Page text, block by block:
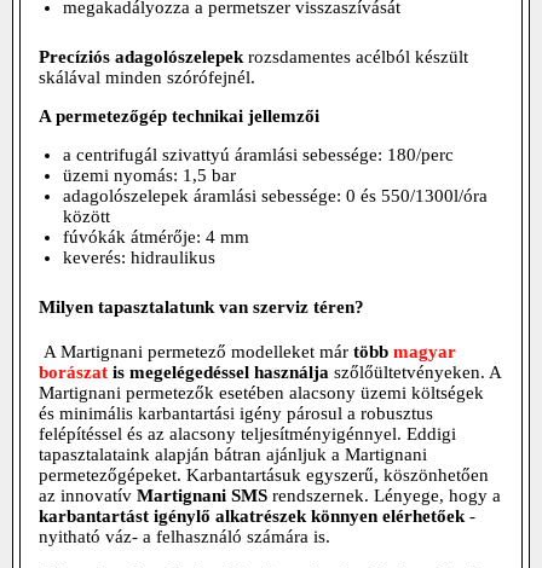
megakadályozza a permetszer visszaszívását
Precíziós adagolószelepekrozsdamentes acélból készült
skálával minden szórófejnél.
A permetezőgép technikai jellemzői
a centrifugál szivattyú áramlási sebessége: 180/perc
üzemi nyomás: 1,5 bar
adagolószelepek áramlási sebessége: 0 és 550/1300l/óra
között
fúvókák átmérője: 4 mm
keverés: hidraulikus
Milyen tapasztalatunk van szerviz téren?
AMartignani permetező modelleket már több magyar
borászat is megelégedéssel használja szőlőültetvényeken. A
Martignani permetezők esetében alacsony üzemi költségek
és minimális karbantartási igény párosul a robusztus
felépítéssel és az alacsony teljesítményigénnyel. Eddigi
tapasztalataink alapján bátran ajánljuk a Martignani
permetezőgépeket. Karbantartásuk egyszerű, köszönhetően
az innovatív Martignani SMS rendszernek. Lényege, hogy a
karbantartást igénylő alkatrészek könnyen elérhetőek-
nyitható váz- a felhasználó számára is.